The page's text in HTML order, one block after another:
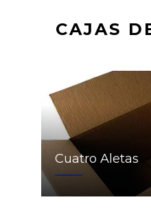
CAJAS
Cuatro Aletas